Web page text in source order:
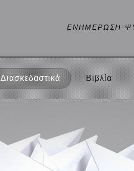
ΕΝΗΜΕΡΩΣΗ-
Διασκεδαστικά Βιβλία